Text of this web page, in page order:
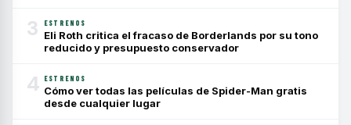
3 ESTRENOS
Eli Roth critica el fracaso de Borderlands por su tono
reducido y presupuesto conservador
4 ESTRENOS
Cómo ver todas las películas de Spider-Man gratis
desde cualquier lugar